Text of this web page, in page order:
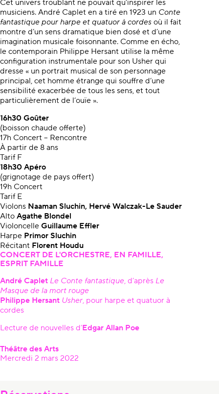
Cet univers troublant ne pouvait qu’inspirer les
musiciens. André Caplet en a tiré en 1923 un Conte
fantastique pour harpe et quatuor à cordes où il fait
montre d’un sens dramatique bien dosé et d’une
imagination musicale foisonnante. Comme en écho,
le contemporain Philippe Hersant utilise la même
configuration instrumentale pour son Usher qui
dresse « un portrait musical de son personnage
principal, cet homme étrange qui souffre d’une
sensibilité exacerbée de tous les sens, et tout
particulièrement de l’ouïe ».
16h30 Goûter
(boisson chaude offerte)
17h Concert – Rencontre
À partir de 8 ans
Tarif F
18h30 Apéro
(grignotage de pays offert)
19h Concert
Tarif E
Violons Naaman Sluchin, Hervé Walczak-Le Sauder
Alto Agathe Blondel
Violoncelle Guillaume Effler
Harpe Primor Sluchin
Récitant Florent Houdu
CONCERT DE L'ORCHESTRE, EN FAMILLE,
ESPRIT FAMILLE
André Caplet Le Conte fantastique, d’après Le
Masque de la mort rouge
Philippe Hersant Usher, pour harpe et quatuor à
cordes
Lecture de nouvelles d’Edgar Allan Poe
Théâtre des Arts
Mercredi 2 mars 2022